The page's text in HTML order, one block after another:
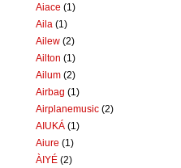
Aiace (1)
Aila (1)
Ailew (2)
Ailton (1)
Ailum (2)
Airbag (1)
Airplanemusic (2)
AIUKÁ (1)
Aiure (1)
ÀIYÉ (2)